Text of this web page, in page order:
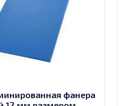
фанера